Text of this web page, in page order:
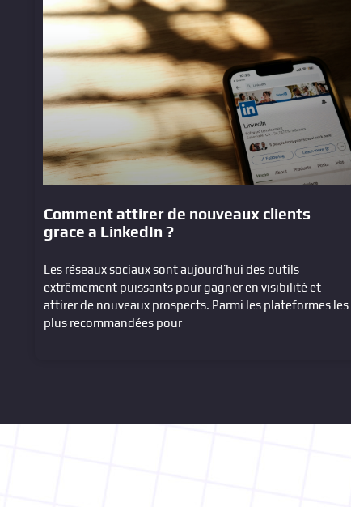
Comment attirer de nouveaux clients
grace a LinkedIn ?
Les réseaux sociaux sont aujourd’hui des outils
extrêmement puissants pour gagner en visibilité et
attirer de nouveaux prospects. Parmi les plateformes les
plus recommandées pour